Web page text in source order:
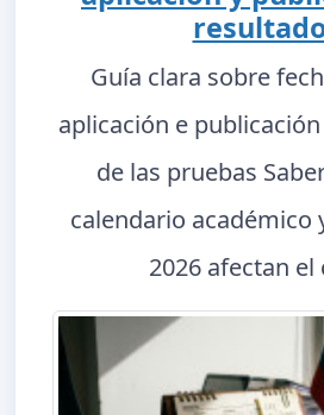
Guía clara sobre
aplicación e
de las pruebas
calendario académico
2026 afectan el